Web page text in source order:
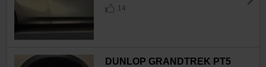
14
DUNLOP GRANDTREK PT5